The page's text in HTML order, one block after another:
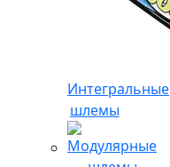
Интегральные
шлемы